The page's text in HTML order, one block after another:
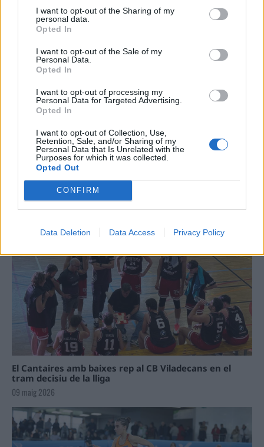
I want to opt-out of the Sharing of my
personal data.
Opted In
I want to opt-out of the Sale of my
Personal Data.
Opted In
I want to opt-out of processing my
Personal Data for Targeted Advertising.
Opted In
I want to opt-out of Collection, Use,
Retention, Sale, and/or Sharing of my
Personal Data that Is Unrelated with the
Purposes for which it was collected.
Opted Out
CONFIRM
Data Deletion Data Access Privacy Policy
La Cursa de l’Aldea segona d’etiqueta d’or de la
Running Sèries Terres de l’Ebre
09 maig 2026
Campredó acull la quarta prova dels Argilers
diumenge 10 de maig amb dos recorreguts
El Cantaires amb baixes rep al CB Viladecans en el
tram decisiu de la lliga
09 maig 2026